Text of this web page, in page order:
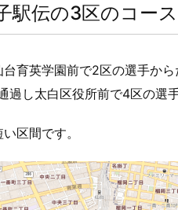
駅伝の3区のコース
育英学園前で2区の選手か
過し太白区役所前で4区の選
区間です。